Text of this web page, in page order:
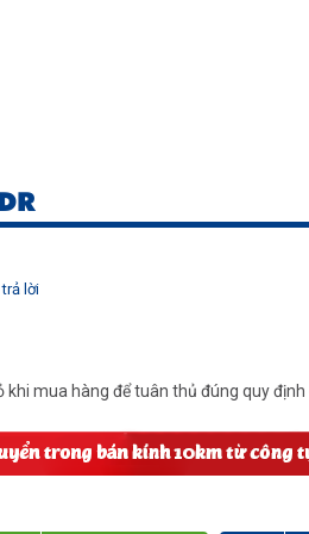
lời
khi mua hàng để tuân thủ đúng quy